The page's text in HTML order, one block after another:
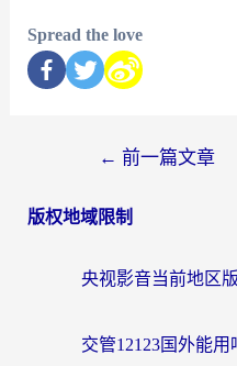
Spread the love
← 前一篇文章
版权地域限制